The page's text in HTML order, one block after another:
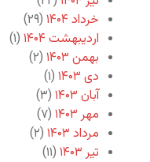
خرداد ۱۴۰۴
(۲۹)
اردیبهشت ۱۴۰۴
(۱)
بهمن ۱۴۰۳
(۲)
دی ۱۴۰۳
(۱)
آبان ۱۴۰۳
(۳)
مهر ۱۴۰۳
(۷)
مرداد ۱۴۰۳
(۲)
تیر ۱۴۰۳
(۱۱)